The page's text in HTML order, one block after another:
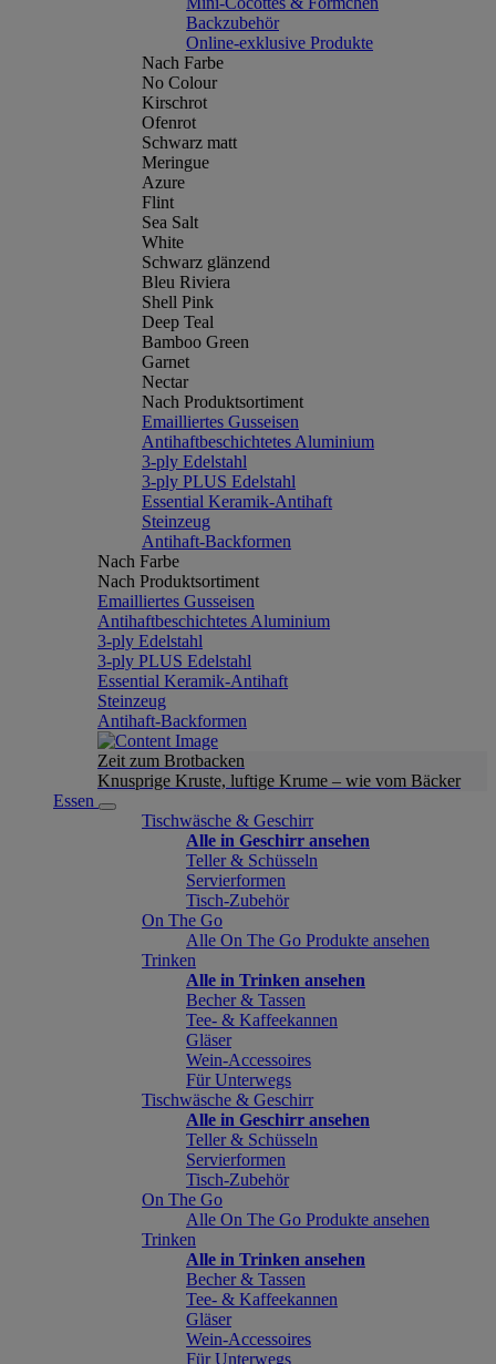
Backzubehör
Online-exklusive Produkte
Nach Farbe
No Colour
Kirschrot
Ofenrot
Schwarz matt
Meringue
Azure
Flint
Sea Salt
White
Schwarz glänzend
Bleu Riviera
Shell Pink
Deep Teal
Bamboo Green
Garnet
Nectar
Nach Produktsortiment
Emailliertes Gusseisen
Antihaftbeschichtetes Aluminium
3-ply Edelstahl
3-ply PLUS Edelstahl
Essential Keramik-Antihaft
Steinzeug
Antihaft-Backformen
Nach Farbe
Nach Produktsortiment
Emailliertes Gusseisen
Antihaftbeschichtetes Aluminium
3-ply Edelstahl
3-ply PLUS Edelstahl
Essential Keramik-Antihaft
Steinzeug
Antihaft-Backformen
Zeit zum Brotbacken
Knusprige Kruste, luftige Krume – wie vom Bäcker
Essen
Tischwäsche & Geschirr
Alle in Geschirr ansehen
Teller & Schüsseln
Servierformen
Tisch-Zubehör
On The Go
Alle On The Go Produkte ansehen
Trinken
Alle in Trinken ansehen
Becher & Tassen
Tee- & Kaffeekannen
Gläser
Wein-Accessoires
Für Unterwegs
Tischwäsche & Geschirr
Alle in Geschirr ansehen
Teller & Schüsseln
Servierformen
Tisch-Zubehör
On The Go
Alle On The Go Produkte ansehen
Trinken
Alle in Trinken ansehen
Becher & Tassen
Tee- & Kaffeekannen
Gläser
Wein-Accessoires
Für Unterwegs